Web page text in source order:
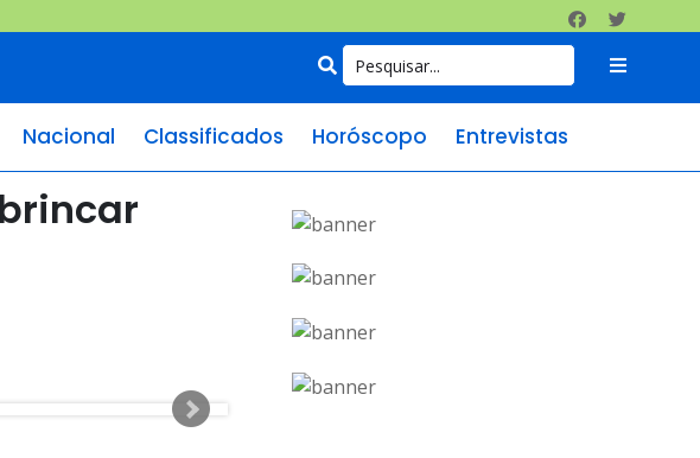
Nacional Classificados Horóscopo Entrevistas